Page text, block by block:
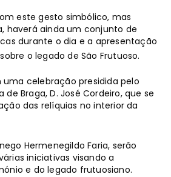
este gesto simbólico, mas
haverá ainda um conjunto de
durante o dia e a apresentação
o legado de São Frutuoso.
celebração presidida pelo
Braga, D. José Cordeiro, que se
das relíquias no interior da
Hermenegildo Faria, serão
iniciativas visando a
e do legado frutuosiano.